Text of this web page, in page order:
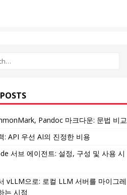
Pandoc 마크다운: 문법 비교
: API 우선 AI의 진정한 비용
서브 에이전트: 설정, 구성 및 사용 시
vLLM으로: 로컬 LLM 서버를 마이그레
는 시점